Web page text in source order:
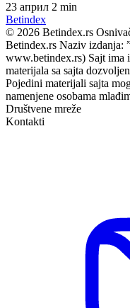
23 април 2 min
Betindex
© 2026 Betindex.rs
Betindex.rs Naziv izdanja:
www.betindex.rs) Sajt ima
materijala sa sajta
Pojedini materijali sajta
namenjene osobama
Društvene mreže
Kontakti